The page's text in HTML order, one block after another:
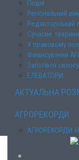
Подія
Регіональний
Редакторський
Сучасне
У правовому
Фінансування
Заготівля силосу
ЕЛЕВАТОРИ
АКТУАЛЬНА
АГРОРЕКОРДИ
АГРОРЕКОРДИ